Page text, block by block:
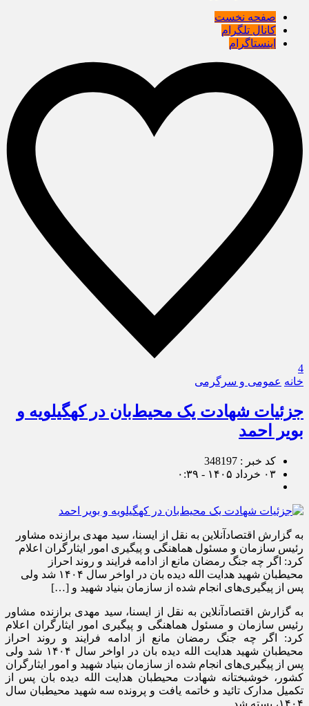
صفحه نخست
کانال تلگرام
اینستاگرام
4
خانه عمومی و سرگرمی
جزئیات شهادت یک محیط‌بان در کهگیلویه و
بویر احمد
کد خبر : 348197
۰۳ خرداد ۱۴۰۵ - ۰:۳۹
به گزارش اقتصادآنلاین به نقل از ایسنا، سید مهدی برازنده مشاور
رئیس سازمان و مسئول هماهنگی و پیگیری امور ایثارگران اعلام
کرد: اگر چه جنگ رمضان مانع از ادامه فرایند و روند احراز
محیطبان شهید هدایت الله دیده بان در اواخر سال ۱۴۰۴ شد ولی
پس از پیگیری‌های انجام شده از سازمان بنیاد شهید و […]
به گزارش اقتصادآنلاین به نقل از ایسنا، سید مهدی برازنده مشاور
رئیس سازمان و مسئول هماهنگی و پیگیری امور ایثارگران اعلام
کرد: اگر چه جنگ رمضان مانع از ادامه فرایند و روند احراز
محیطبان شهید هدایت الله دیده بان در اواخر سال ۱۴۰۴ شد ولی
پس از پیگیری‌های انجام شده از سازمان بنیاد شهید و امور ایثارگران
کشور، خوشبختانه شهادت محیطبان هدایت الله دیده بان پس از
تکمیل مدارک تائید و خاتمه یافت و پرونده سه شهید محیطبان سال